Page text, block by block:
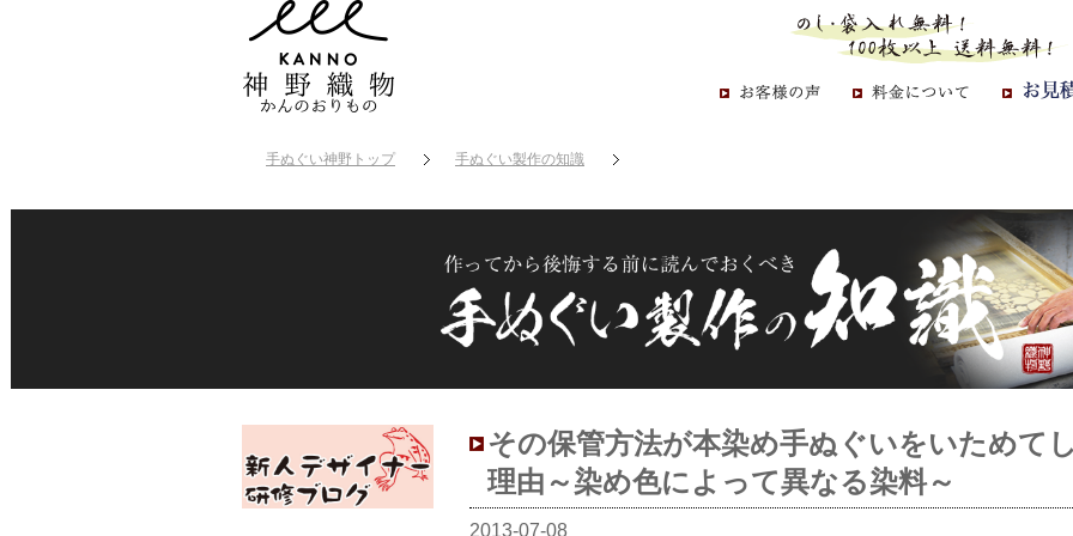
手ぬぐい神野トップ 手ぬぐい製作の知識
その保管方法が本染め手ぬぐいをいためて
理由～染め色によって異なる染料～
2013-07-08